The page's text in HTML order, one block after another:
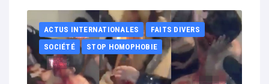
Boutique
Partenaires
ACTUS INTERNATIONALES
FAITS DIVERS
SOCIÉTÉ
STOP HOMOPHOBIE